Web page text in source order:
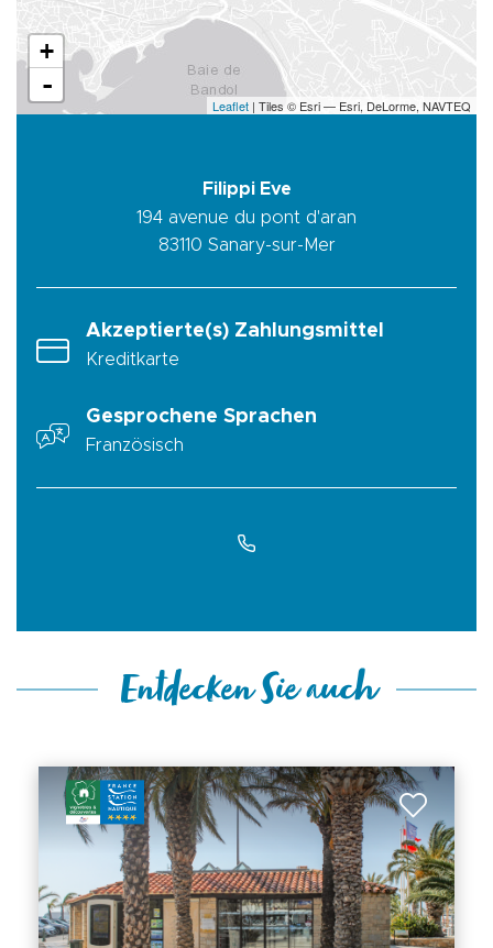
+
-
Leaflet | Tiles © Esri — Esri, DeLorme, NAVTEQ
Filippi Eve
194 avenue du pont d'aran
83110 Sanary-sur-Mer
Akzeptierte(s) Zahlungsmittel
Kreditkarte
Gesprochene Sprachen
Französisch
Entdecken Sie auch